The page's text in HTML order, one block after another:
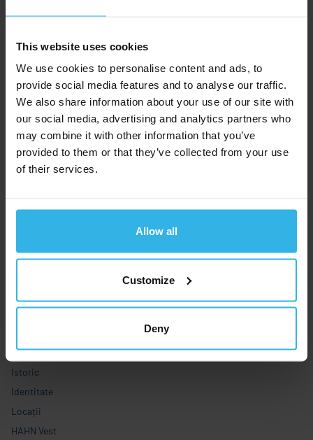
This website uses cookies
We use cookies to personalise content and ads, to
provide social media features and to analyse our traffic.
We also share information about your use of our site with
our social media, advertising and analytics partners who
may combine it with other information that you’ve
provided to them or that they’ve collected from your use
of their services.
Allow all
Customize
Deny
Produse
Service
Carieră
Compania
Industrii și aplicații
Produse
Service
Compania
Istoric
Identitate
Locații
HAHN Vest